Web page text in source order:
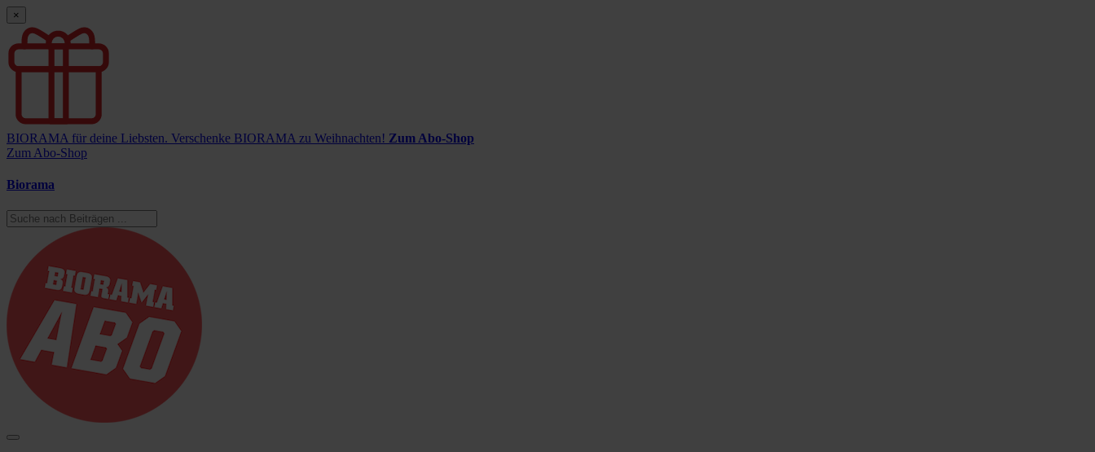
×
BIORAMA für deine Liebsten. Verschenke BIORAMA zu Weihnachten! Zum Abo-Shop
Zum Abo-Shop
Biorama